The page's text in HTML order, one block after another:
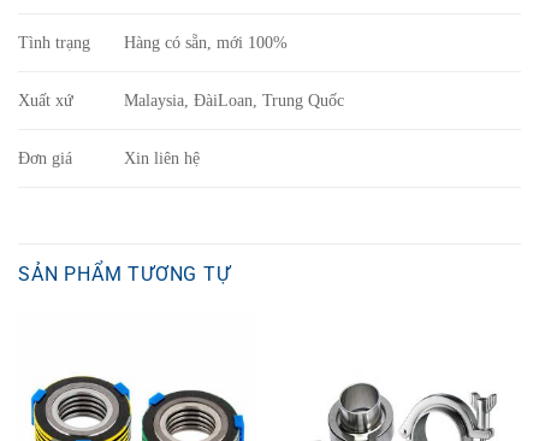
Tình trạng Hàng có sẵn, mới 100%
Xuất xứ Malaysia, ĐàiLoan, Trung Quốc
Đơn giá Xin liên hệ
SẢN PHẨM TƯƠNG TỰ